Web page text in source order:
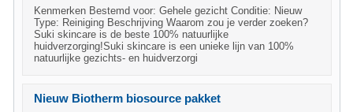
Kenmerken Bestemd voor: Gehele gezicht Conditie: Nieuw
Type: Reiniging Beschrijving Waarom zou je verder zoeken?
Suki skincare is de beste 100% natuurlijke
huidverzorging!Suki skincare is een unieke lijn van 100%
natuurlijke gezichts- en huidverzorgi
Nieuw Biotherm biosource pakket